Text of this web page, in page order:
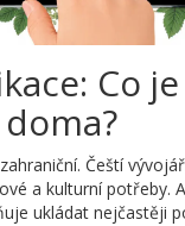
Co je
Čeští
a kulturní potřeby.
ukládat nejčastěji